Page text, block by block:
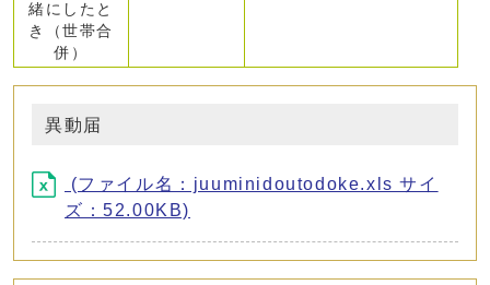
緒にしたと
き（世帯合
併）
異動届
(ファイル名：juuminidoutodoke.xls サイ
ズ：52.00KB)